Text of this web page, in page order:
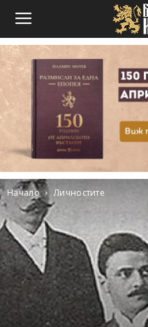
Начало Личностите